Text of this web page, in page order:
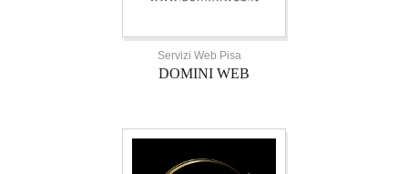
Servizi Web Pisa
DOMINI WEB